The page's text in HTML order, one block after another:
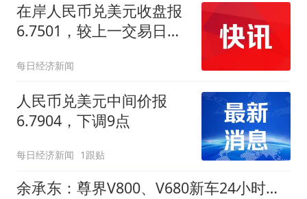
在岸人民币兑美元收盘报
6.7501，较上一交易日上
每日经济新闻
人民币兑美元中间价报
6.7904，下调9点
每日经济新闻 1跟贴
余承东：尊界V800、V680新车24小时大定突破3500台